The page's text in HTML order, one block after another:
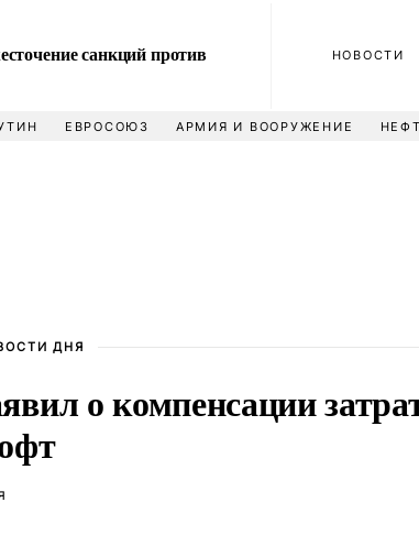
санкций против
НОВОСТИ
ЕВРОСОЮЗ АРМИЯ И ВООРУЖЕНИЕ
ДНЯ
о компенсации